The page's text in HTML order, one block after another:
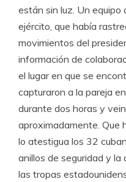
están sin luz. Un equipo
ejército, que había
movimientos del
información de
el lugar en que se
capturaron a la pareja
durante dos horas y
aproximadamente. Que
lo atestigua los 32
anillos de seguridad y la
las tropas